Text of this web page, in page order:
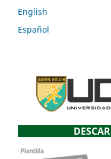
English
Español